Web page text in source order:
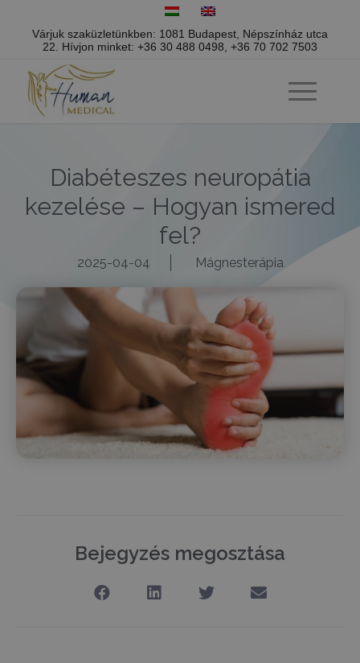
Várjuk szaküzletünkben: 1081 Budapest, Népszínház utca
22. Hívjon minket: +36 30 488 0498 +36 70 702 7503
Diabéteszes neuropátia
kezelése – Hogyan ismered
fel?
2025-04-04 Mágnesterápia
Bejegyzés megosztása